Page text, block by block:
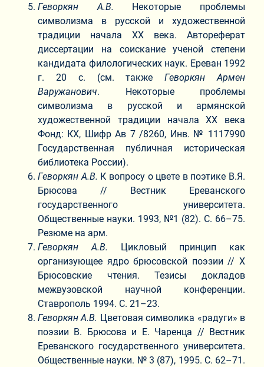
Геворкян А.В. Некоторые проблемы
символизма в русской и художественной
традиции начала XX века. Автореферат
диссертации на соискание ученой степени
кандидата филологических наук. Ереван 1992
г. 20 с. (см. такжеГеворкян Армен
Варужанович. Некоторые проблемы
символизма в русской и армянской
художественной традиции начала XX века
Фонд: КХ, Шифр Ав 7 /8260, Инв. № 1117990
Государственная публичная историческая
библиотека России).
Геворкян А.В. К вопросу о цвете в поэтике В.Я.
Брюсова // Вестник Ереванского
государственного университета.
Общественные науки. 1993, №1 (82). С. 66–75.
Резюме на арм.
Геворкян А.В. Цикловый принцип как
организующее ядро брюсовской поэзии // X
Брюсовские чтения. Тезисы докладов
межвузовской научной конференции.
Ставрополь 1994. С. 21–23.
Геворкян А.В. Цветовая символика «радуги» в
поэзии В. Брюсова и Е. Чаренца // Вестник
Ереванского государственного университета.
Общественные науки. № 3 (87), 1995. С. 62–71.